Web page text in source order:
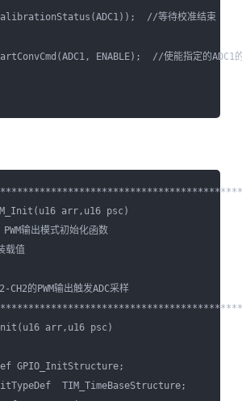
//等待校准结束
ENABLE);  //使能指定的ADC1
arr,u16 psc)
输出模式初始化函数
载值
的PWM输出触发ADC采样
arr,u16 psc)
GPIO_InitStructure;
TIM_TimeBaseStructure;